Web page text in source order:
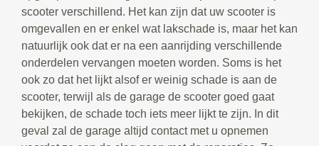
scooter verschillend. Het kan zijn dat uw scooter is
omgevallen en er enkel wat lakschade is, maar het kan
natuurlijk ook dat er na een aanrijding verschillende
onderdelen vervangen moeten worden. Soms is het
ook zo dat het lijkt alsof er weinig schade is aan de
scooter, terwijl als de garage de scooter goed gaat
bekijken, de schade toch iets meer lijkt te zijn. In dit
geval zal de garage altijd contact met u opnemen